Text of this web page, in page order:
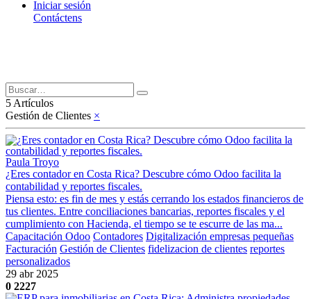
Iniciar sesión
Contáctens
5 Artículos
Gestión de Clientes ×
Paula Troyo
¿Eres contador en Costa Rica? Descubre cómo Odoo facilita la
contabilidad y reportes fiscales.
Piensa esto: es fin de mes y estás cerrando los estados financieros de
tus clientes. Entre conciliaciones bancarias, reportes fiscales y el
cumplimiento con Hacienda, el tiempo se te escurre de las ma...
Capacitación Odoo Contadores Digitalización empresas pequeñas
Facturación Gestión de Clientes fidelizacion de clientes reportes
personalizados
29 abr 2025
0 2227